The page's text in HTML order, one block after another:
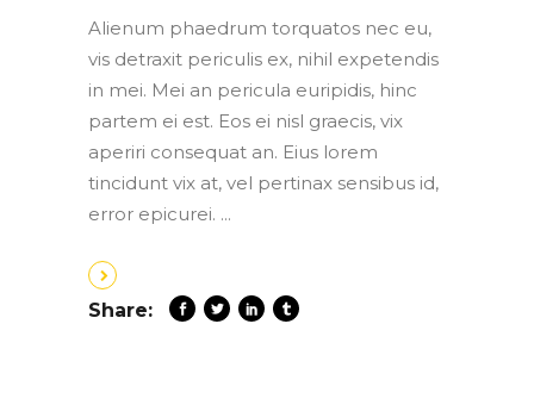
Alienum phaedrum torquatos nec eu,
vis detraxit periculis ex, nihil expetendis
in mei. Mei an pericula euripidis, hinc
partem ei est. Eos ei nisl graecis, vix
aperiri consequat an. Eius lorem
tincidunt vix at, vel pertinax sensibus id,
error epicurei.
Share: